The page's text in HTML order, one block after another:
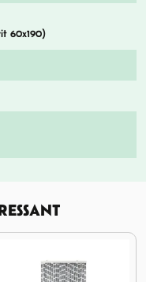
60x190)